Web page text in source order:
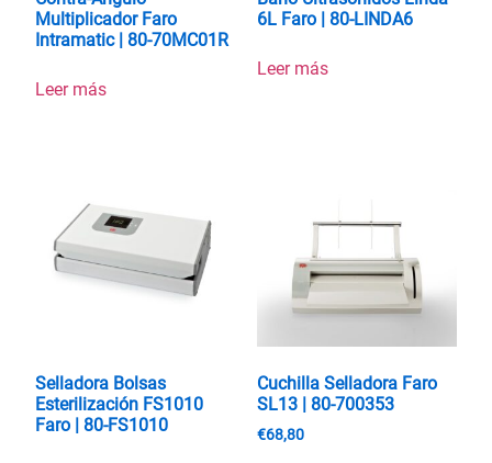
Multiplicador Faro
Intramatic | 80-70MC01R
Leer más
6L Faro | 80-LINDA6
Leer más
Selladora Bolsas
Esterilización FS1010
Faro | 80-FS1010
Cuchilla Selladora Faro
SL13 | 80-700353
€68,80